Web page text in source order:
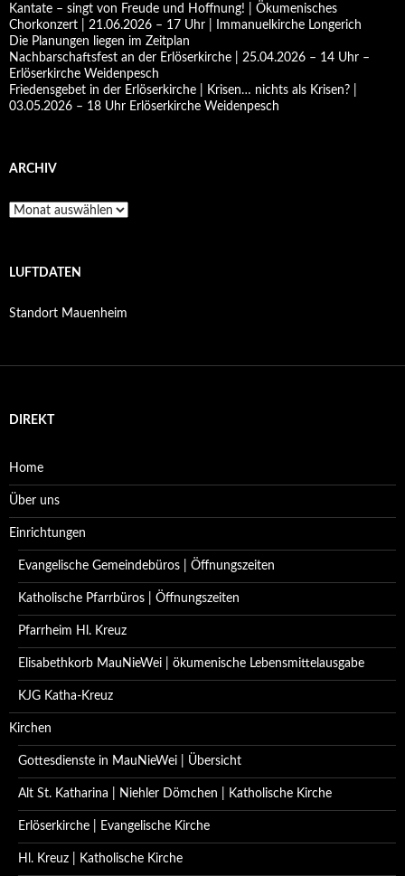
Kantate – singt von Freude und Hoffnung! | Ökumenisches
Chorkonzert | 21.06.2026 – 17 Uhr | Immanuelkirche Longerich
Die Planungen liegen im Zeitplan
Nachbarschaftsfest an der Erlöserkirche | 25.04.2026 – 14 Uhr –
Erlöserkirche Weidenpesch
Friedensgebet in der Erlöserkirche | Krisen… nichts als Krisen? |
03.05.2026 – 18 Uhr Erlöserkirche Weidenpesch
ARCHIV
Archiv
LUFTDATEN
Standort Mauenheim
DIREKT
Home
Über uns
Einrichtungen
Evangelische Gemeindebüros | Öffnungszeiten
Katholische Pfarrbüros | Öffnungszeiten
Pfarrheim Hl. Kreuz
Elisabethkorb MauNieWei | ökumenische Lebensmittelausgabe
KJG Katha-Kreuz
Kirchen
Gottesdienste in MauNieWei | Übersicht
Alt St. Katharina | Niehler Dömchen | Katholische Kirche
Erlöserkirche | Evangelische Kirche
Hl. Kreuz | Katholische Kirche